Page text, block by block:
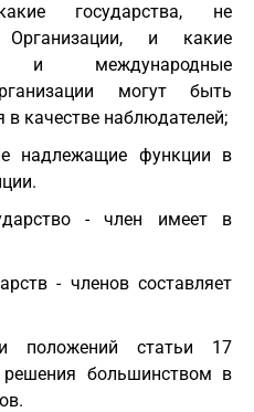
государства, не
и какие
и международные
могут быть
качестве наблюдателей;
надлежащие функции в
- член имеет в
- членов составляет
положений статьи 17
большинством в